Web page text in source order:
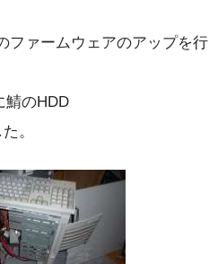
ファームウェアのアップを行
鯖のHDD
。